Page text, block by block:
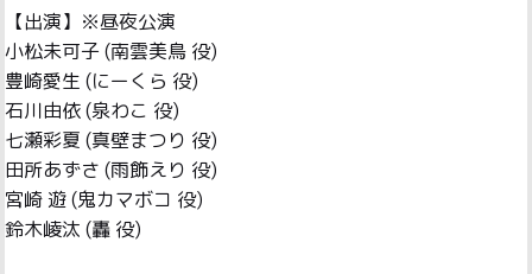
【出演】※昼夜公演
小松未可子 (南雲美鳥 役)
豊崎愛生 (にーくら 役)
石川由依 (泉わこ 役)
七瀬彩夏 (真壁まつり 役)
田所あずさ (雨飾えり 役)
宮崎 遊 (鬼カマボコ 役)
鈴木崚汰 (轟 役)